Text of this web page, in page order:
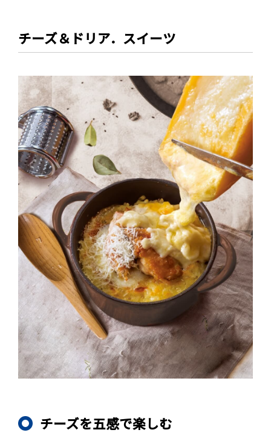
チーズ＆ドリア．スイーツ
チーズを五感で楽しむ